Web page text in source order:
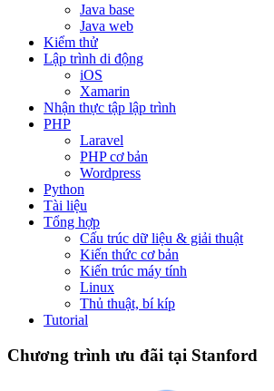
Java base
Java web
Kiểm thử
Lập trình di động
iOS
Xamarin
Nhận thực tập lập trình
PHP
Laravel
PHP cơ bản
Wordpress
Python
Tài liệu
Tổng hợp
Cấu trúc dữ liệu & giải thuật
Kiến thức cơ bản
Kiến trúc máy tính
Linux
Thủ thuật, bí kíp
Tutorial
Chương trình ưu đãi tại Stanford